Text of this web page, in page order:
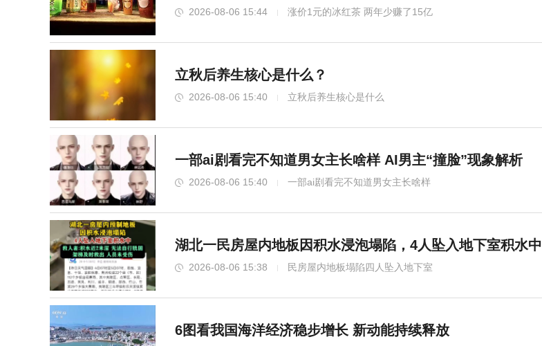
2026-08-06 15:44 涨价1元的冰红茶 两年少赚了15亿
立秋后养生核心是什么？
2026-08-06 15:40 立秋后养生核心是什么
一部ai剧看完不知道男女主长啥样 AI男主“撞脸”现象解析
2026-08-06 15:40 一部ai剧看完不知道男女主长啥样
湖北一民房屋内地板因积水浸泡塌陷，4人坠入地下室积水中
2026-08-06 15:38 民房屋内地板塌陷四人坠入地下室
6图看我国海洋经济稳步增长 新动能持续释放